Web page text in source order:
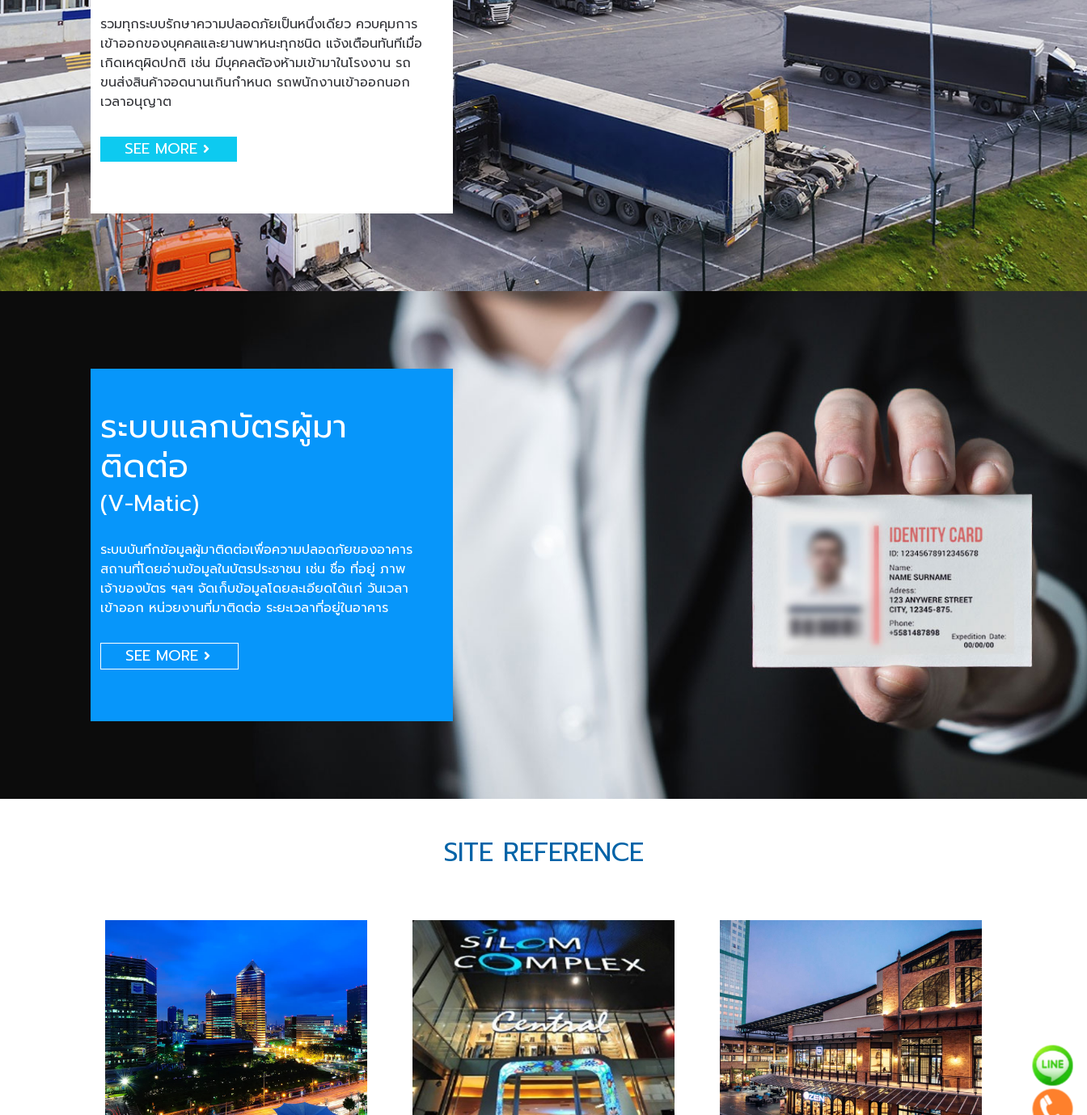
รวมทุกระบบรักษาความปลอดภัยเป็นหนึ่งเดียว ควบคุมการ
เข้าออกของบุคคลและยานพาหนะทุกชนิด แจ้งเตือนทันทีเมื่อ
เกิดเหตุผิดปกติ เช่น มีบุคคลต้องห้ามเข้ามาในโรงงาน รถ
ขนส่งสินค้าจอดนานเกินกำหนด รถพนักงานเข้าออกนอก
เวลาอนุญาต
SEE MORE
ระบบแลกบัตรผู้มา
ติดต่อ
(V-Matic)
ระบบบันทึกข้อมูลผู้มาติดต่อเพื่อความปลอดภัยของอาคาร
สถานที่โดยอ่านข้อมูลในบัตรประชาชน เช่น ชื่อ ที่อยู่ ภาพ
เจ้าของบัตร ฯลฯ จัดเก็บข้อมูลโดยละเอียดได้แก่ วันเวลา
เข้าออก หน่วยงานที่มาติดต่อ ระยะเวลาที่อยู่ในอาคาร
SEE MORE
SITE REFERENCE